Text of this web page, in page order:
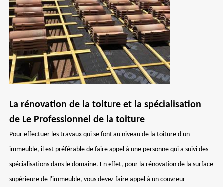
La rénovation de la toiture et la spécialisation
de Le Professionnel de la toiture
Pour effectuer les travaux qui se font au niveau de la toiture d'un
immeuble, il est préférable de faire appel à une personne qui a suivi des
spécialisations dans le domaine. En effet, pour la rénovation de la surface
supérieure de l'immeuble, vous devez faire appel à un couvreur